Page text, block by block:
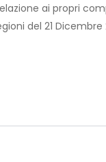
ai propri
del 21 Dicembre